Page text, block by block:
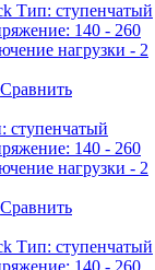
Тип: ступенчатый
140 - 260
нагрузки - 2
Сравнить
ступенчатый
140 - 260
нагрузки - 2
Сравнить
Тип: ступенчатый